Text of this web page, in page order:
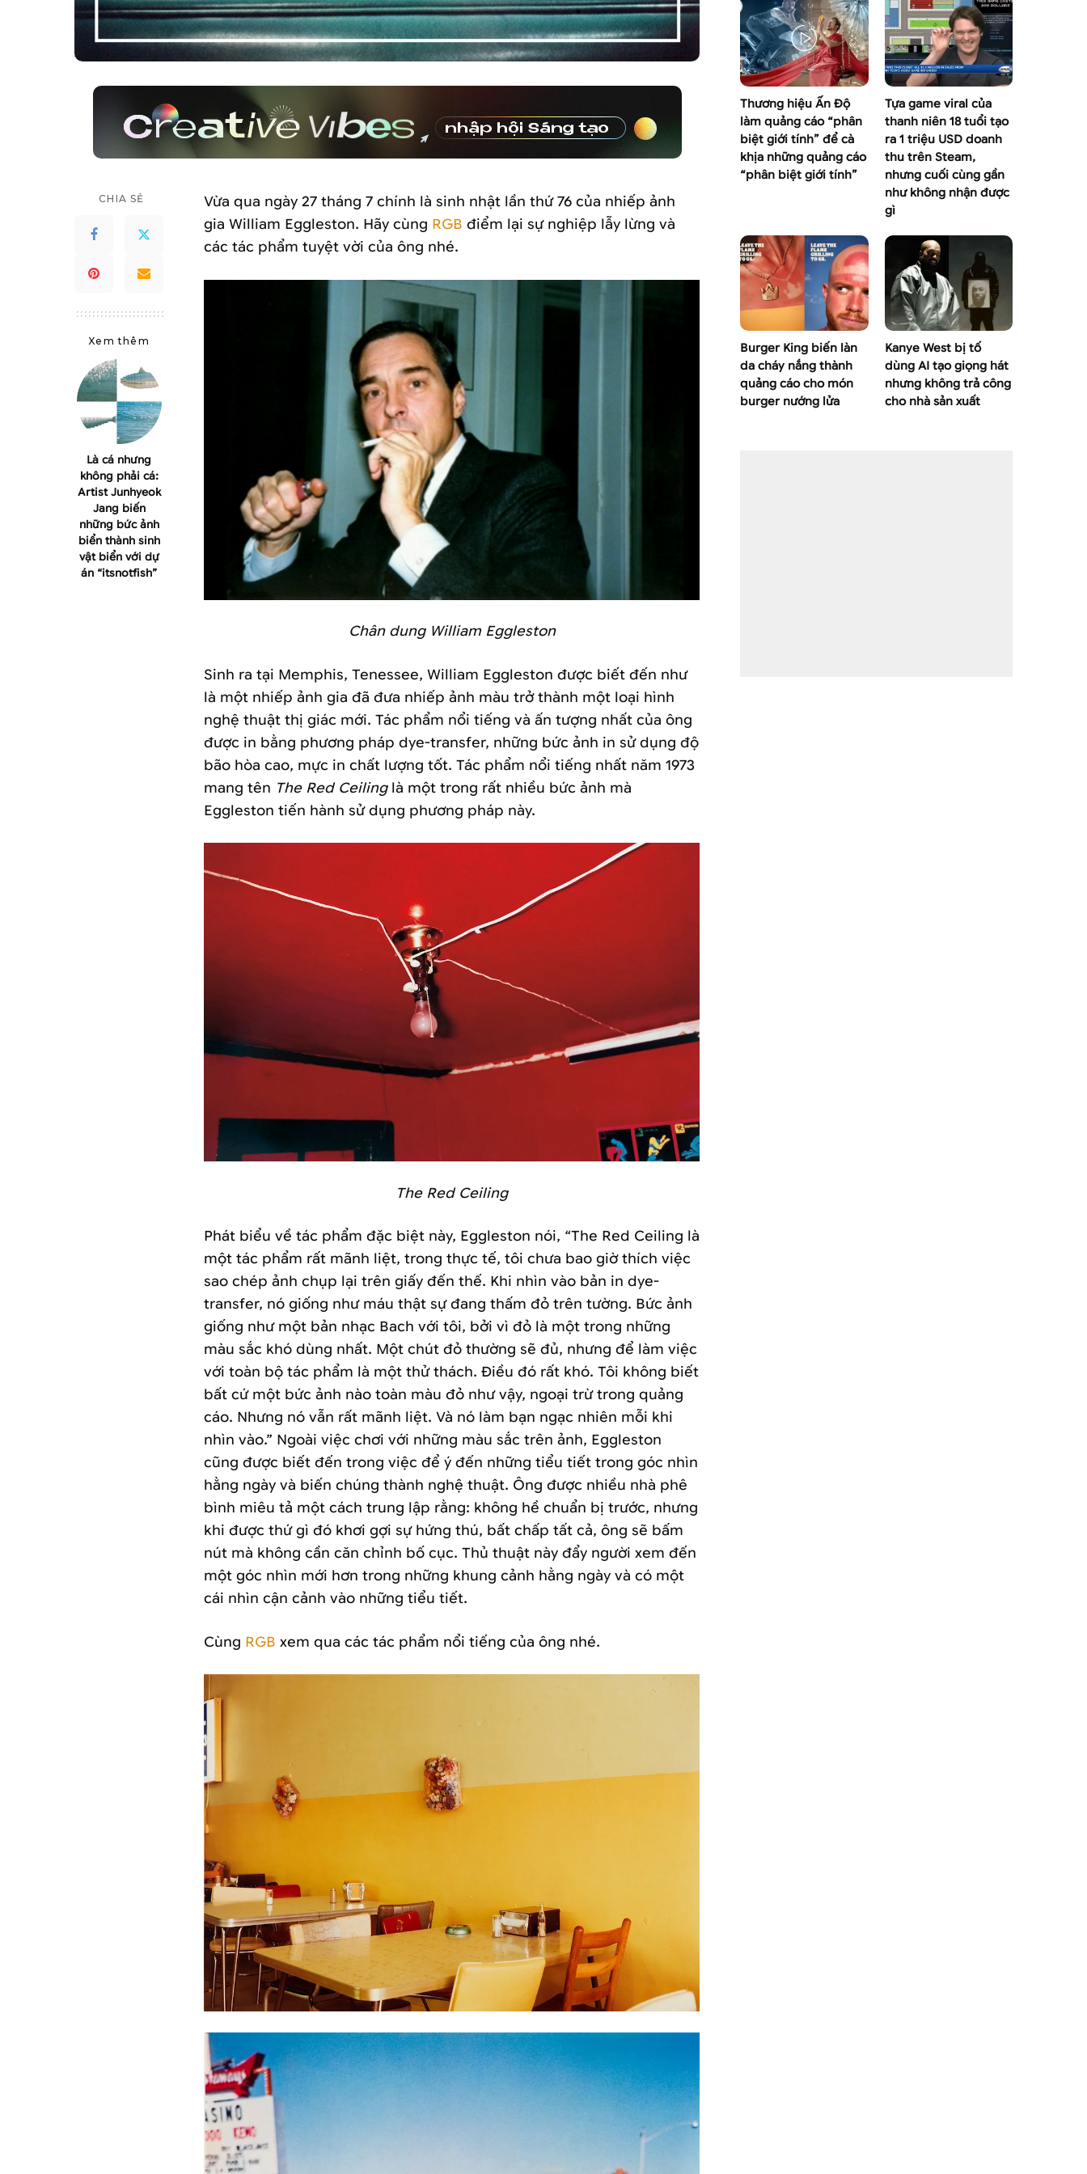
CHIA SẺ
Xem thêm
Là cá nhưng
không phải cá:
Artist Junhyeok
Jang biến
những bức ảnh
biển thành sinh
vật biển với dự
án “itsnotfish”
Vừa qua ngày 27 tháng 7 chính là sinh nhật lần thứ 76 của nhiếp ảnh
gia William Eggleston. Hãy cùng RGB điểm lại sự nghiệp lẫy lừng và
các tác phẩm tuyệt vời của ông nhé.
Chân dung William Eggleston
Sinh ra tại Memphis, Tenessee, William Eggleston được biết đến như
là một nhiếp ảnh gia đã đưa nhiếp ảnh màu trở thành một loại hình
nghệ thuật thị giác mới. Tác phẩm nổi tiếng và ấn tượng nhất của ông
được in bằng phương pháp dye-transfer, những bức ảnh in sử dụng độ
bão hòa cao, mực in chất lượng tốt. Tác phẩm nổi tiếng nhất năm 1973
mang tên The Red Ceilinglà một trong rất nhiều bức ảnh mà
Eggleston tiến hành sử dụng phương pháp này.
The Red Ceiling
Phát biểu về tác phẩm đặc biệt này, Eggleston nói, “The Red Ceiling là
một tác phẩm rất mãnh liệt, trong thực tế, tôi chưa bao giờ thích việc
sao chép ảnh chụp lại trên giấy đến thế. Khi nhìn vào bản in dye-
transfer, nó giống như máu thật sự đang thấm đỏ trên tường. Bức ảnh
giống như một bản nhạc Bach với tôi, bởi vì đỏ là một trong những
màu sắc khó dùng nhất. Một chút đỏ thường sẽ đủ, nhưng để làm việc
với toàn bộ tác phẩm là một thử thách. Điều đó rất khó. Tôi không biết
bất cứ một bức ảnh nào toàn màu đỏ như vậy, ngoại trừ trong quảng
cáo. Nhưng nó vẫn rất mãnh liệt. Và nó làm bạn ngạc nhiên mỗi khi
nhìn vào.” Ngoài việc chơi với những màu sắc trên ảnh, Eggleston
cũng được biết đến trong việc để ý đến những tiểu tiết trong góc nhìn
hằng ngày và biến chúng thành nghệ thuật. Ông được nhiều nhà phê
bình miêu tả một cách trung lập rằng: không hề chuẩn bị trước, nhưng
khi được thứ gì đó khơi gợi sự hứng thú, bất chấp tất cả, ông sẽ bấm
nút mà không cần căn chỉnh bố cục. Thủ thuật này đẩy người xem đến
một góc nhìn mới hơn trong những khung cảnh hằng ngày và có một
cái nhìn cận cảnh vào những tiểu tiết.
Cùng RGB xem qua các tác phẩm nổi tiếng của ông nhé.
Thương hiệu Ấn Độ
làm quảng cáo “phân
biệt giới tính” để cà
khịa những quảng cáo
“phân biệt giới tính”
Tựa game viral của
thanh niên 18 tuổi tạo
ra 1 triệu USD doanh
thu trên Steam,
nhưng cuối cùng gần
như không nhận được
gì
Burger King biến làn
da cháy nắng thành
quảng cáo cho món
burger nướng lửa
Kanye West bị tố
dùng AI tạo giọng hát
nhưng không trả công
cho nhà sản xuất